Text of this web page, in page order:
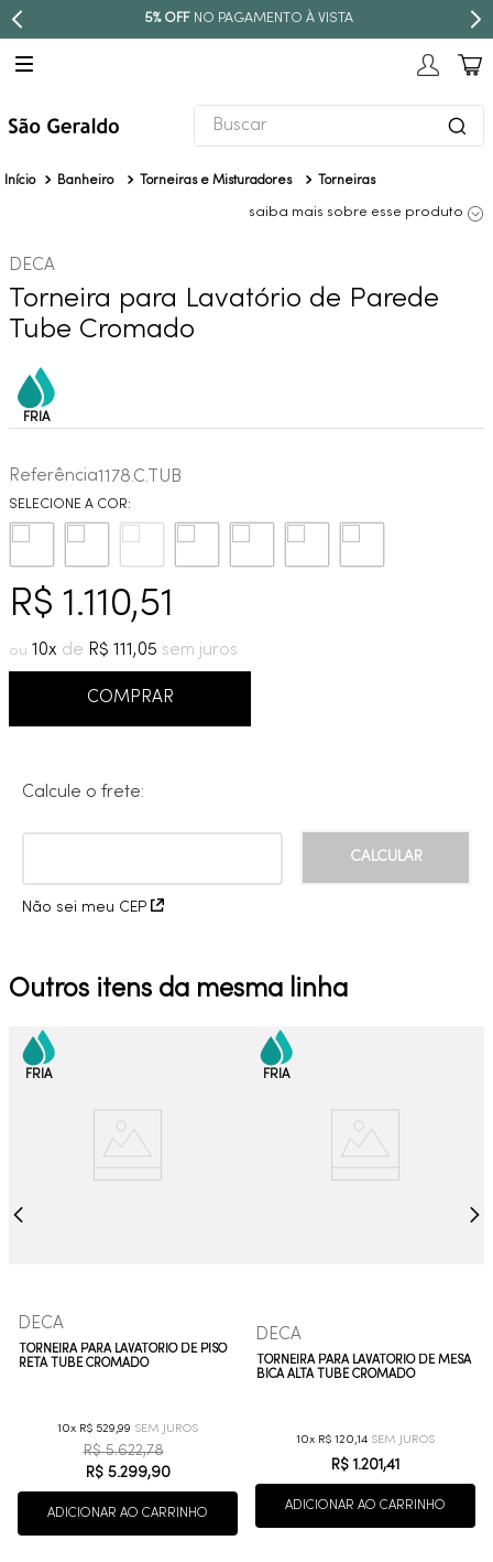
5% OFF NO PAGAMENTO À VISTA
Buscar
Banheiro Torneiras e Misturadores Torneiras
saiba mais sobre esse produto
DECA
Torneira para Lavatório de Parede
Tube Cromado
Referência1178.C.TUB
R$ 1.110,51
10 R$ 111,05
COMPRAR
Calcule o frete:
Não sei meu CEP
Outros itens da mesma linha
DECA
TORNEIRA PARA LAVATÓRIO DE PISO
RETA TUBE CROMADO
10 R$ 529,99
R$ 5.622,78
R$ 5.299,90
ADICIONAR AO CARRINHO
DECA
TORNEIRA PARA LAVATÓRIO DE MESA
BICA ALTA TUBE CROMADO
10 R$ 120,14
R$ 1 .201 ,41
ADICIONAR AO CARRINHO
TERMOS MAIS BUSCADOS
4º
atlas
6º
7º
perola
8º
deca you
9º
cobre escovado